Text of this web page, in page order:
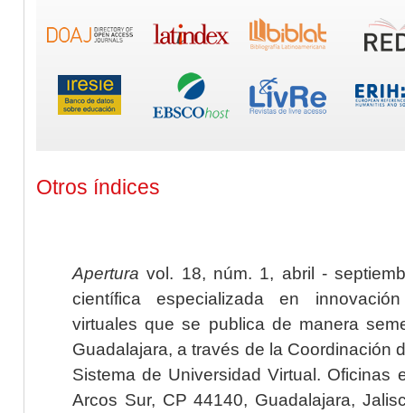
Otros índices
Apertura vol. 18, núm. 1, abril -
científica especializada en
virtuales que se publica de manera
Guadalajara, a través de la Coordinación
Sistema de Universidad Virtual. Oficinas
Arcos Sur, CP 44140, Guadalajara,